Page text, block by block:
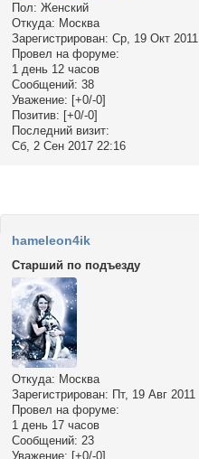
Пол: Женский
Откуда: Москва
Зарегистрирован: Ср, 19 Окт 2011
Провел на форуме:
1 день 12 часов
Сообщений: 38
Уважение: [+0/-0]
Позитив: [+0/-0]
Последний визит:
Сб, 2 Сен 2017 22:16
hameleon4ik
Старший по подъезду
Откуда: Москва
Зарегистрирован: Пт, 19 Авг 2011
Провел на форуме:
1 день 17 часов
Сообщений: 23
Уважение: [+0/-0]